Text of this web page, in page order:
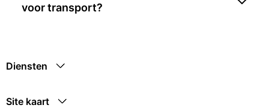
voor transport?
Diensten
Site kaart